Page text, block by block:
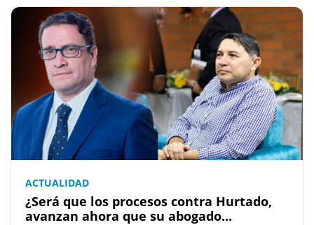
ACTUALIDAD
¿Será que los procesos contra Hurtado,
avanzan ahora que su abogado...